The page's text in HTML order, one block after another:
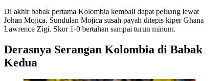
Di akhir babak pertama Kolombia kembali dapat peluang lewat
Johan Mojica. Sundulan Mojica susah payah ditepis kiper Ghana
Lawrence Zigi. Skor 1-0 bertahan sampai turun minum.
Derasnya Serangan Kolombia di Babak
Kedua